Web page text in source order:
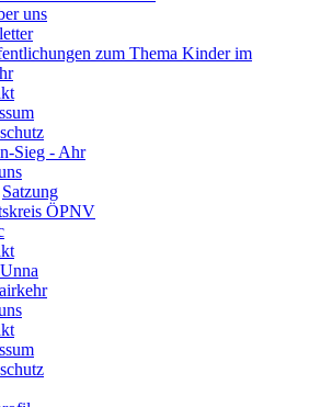
uns
zum Thema Kinder im
Sieg - Ahr
Satzung
ÖPNV